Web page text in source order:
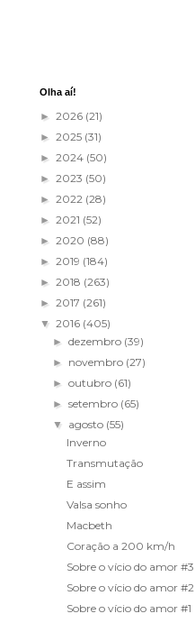
Olha aí!
► 2026 (21)
► 2025 (31)
► 2024 (50)
► 2023 (50)
► 2022 (28)
► 2021 (52)
► 2020 (88)
► 2019 (184)
► 2018 (263)
► 2017 (261)
▼ 2016 (405)
►dezembro (39)
► novembro (27)
►outubro (61)
►setembro (65)
▼ agosto (55)
Inverno
Transmutação
E assim
Valsa sonho
Macbeth
Coração a 200 km/h
Sobre o vício do amor #3
Sobre o vício do amor #2
Sobre o vício do amor #1